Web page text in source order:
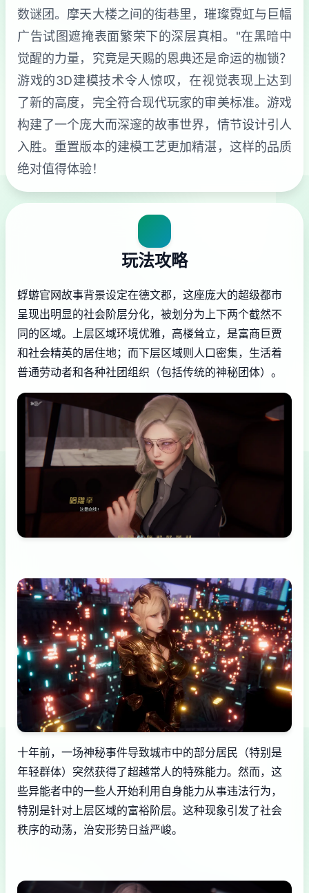
数谜团。摩天大楼之间的街巷里，璀璨霓虹与巨幅
广告试图遮掩表面繁荣下的深层真相。"在黑暗中
觉醒的力量，究竟是天赐的恩典还是命运的枷锁？
游戏的3D建模技术令人惊叹，在视觉表现上达到
了新的高度，完全符合现代玩家的审美标准。游戏
构建了一个庞大而深邃的故事世界，情节设计引人
入胜。重置版本的建模工艺更加精湛，这样的品质
绝对值得体验！
玩法攻略
蜉蝣官网故事背景设定在德文郡，这座庞大的超级都市
呈现出明显的社会阶层分化，被划分为上下两个截然不
同的区域。上层区域环境优雅，高楼耸立，是富商巨贾
和社会精英的居住地；而下层区域则人口密集，生活着
普通劳动者和各种社团组织（包括传统的神秘团体）。
十年前，一场神秘事件导致城市中的部分居民（特别是
年轻群体）突然获得了超越常人的特殊能力。然而，这
些异能者中的一些人开始利用自身能力从事违法行为，
特别是针对上层区域的富裕阶层。这种现象引发了社会
秩序的动荡，治安形势日益严峻。